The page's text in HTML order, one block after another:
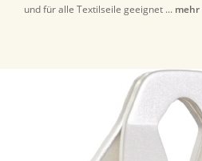
und für alle Textilseile geeignet ... mehr